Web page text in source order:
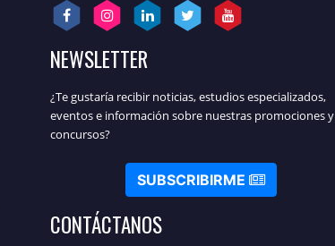
NEWSLETTER
¿Te gustaría recibir noticias, estudios especializados,
eventos e información sobre nuestras promociones y
concursos?
SUBSCRIBIRME
CONTÁCTANOS